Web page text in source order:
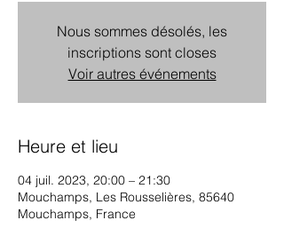
Nous sommes désolés, les
inscriptions sont closes
Voir autres événements
Heure et lieu
04 juil. 2023, 20:00 – 21:30
Mouchamps, Les Rousselières, 85640
Mouchamps, France